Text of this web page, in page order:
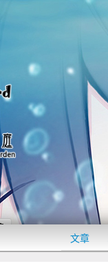
文章